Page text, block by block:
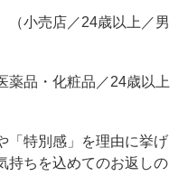
（小売店／24歳以上／男
薬品・化粧品／24歳以上
「特別感」を理由に挙げ
持ちを込めてのお返しの